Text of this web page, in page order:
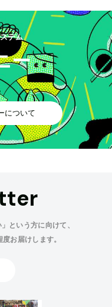
テム
ー
について
という方に向けて、
お届けします。